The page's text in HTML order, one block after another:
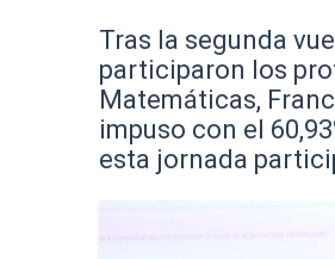
Tras la segunda
participaron los
Matemáticas,
impuso con el
esta jornada